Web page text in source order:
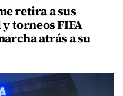
retira a sus
torneos FIFA
atrás a su